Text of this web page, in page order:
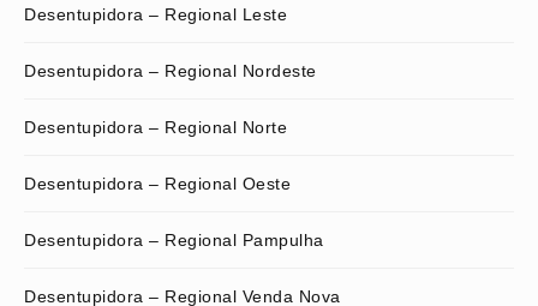
Desentupidora – Regional Leste
Desentupidora – Regional Nordeste
Desentupidora – Regional Norte
Desentupidora – Regional Oeste
Desentupidora – Regional Pampulha
Desentupidora – Regional Venda Nova